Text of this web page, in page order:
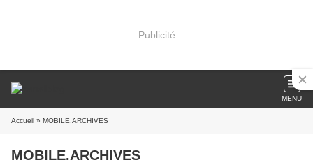
Publicité
MENU
Accueil » MOBILE.ARCHIVES
MOBILE.ARCHIVES